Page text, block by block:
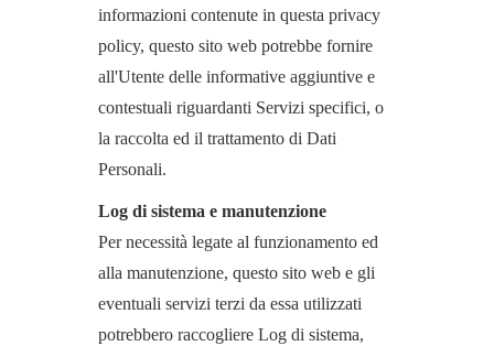
informazioni contenute in questa privacy
policy, questo sito web potrebbe fornire
all'Utente delle informative aggiuntive e
contestuali riguardanti Servizi specifici, o
la raccolta ed il trattamento di Dati
Personali.
Log di sistema e manutenzione
Per necessità legate al funzionamento ed
alla manutenzione, questo sito web e gli
eventuali servizi terzi da essa utilizzati
potrebbero raccogliere Log di sistema,